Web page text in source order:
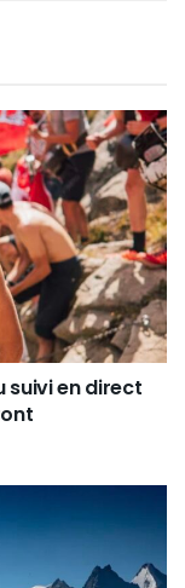
suivi en direct